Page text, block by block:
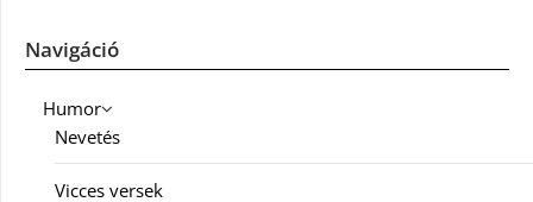
Navigáció
Humor
Nevetés
Vicces versek